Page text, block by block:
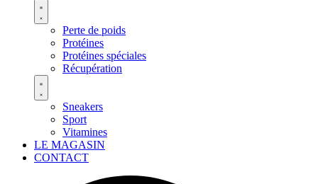
Perte de poids
Protéines
Protéines spéciales
Récupération
Sneakers
Sport
Vitamines
LE MAGASIN
CONTACT